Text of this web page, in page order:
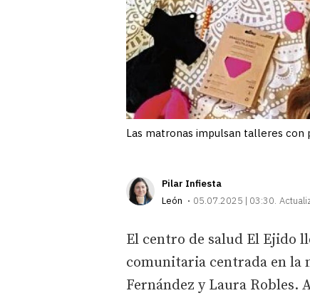
Las matronas impulsan talleres con
Pilar Infiesta
León
05.07.2025 | 03:30
El centro de salud El Ejido
comunitaria centrada en la
Fernández y Laura Robles.